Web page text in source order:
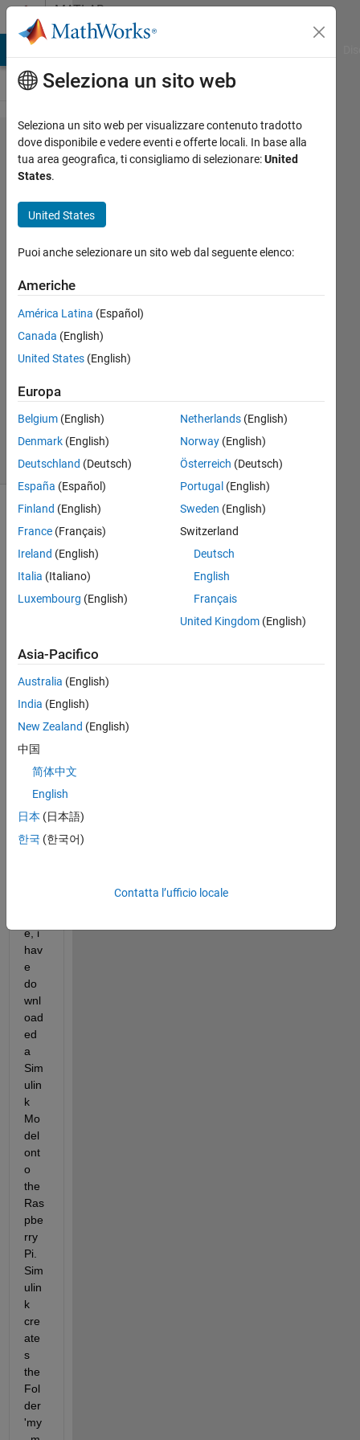
Vai al contenutoMATLAB
Answers
cannot
see MW
Raspberry
jakkesprinter
2016
0
Risposte
20 Ago
4
Visualizzazioni
(30 giorni)
Informazioni
Questa
domanda
è
chiusa.
modificarla
o
per
rispondere.
e, i
hav
e
do
wnl
oad
ed
a
Sim
ulin
k
Mo
del
ont
o
the
Ras
pbe
rry
Pi.
Sim
ulin
k
cre
ate
s
the
Fol
der
'my
Seleziona un sito web
Seleziona un sito web per visualizzare contenuto tradotto
dove disponibile e vedere eventi e offerte locali. In base alla
tua area geografica, ti consigliamo di selezionare:United
States.
United States
Puoi anche selezionare un sito web dal seguente elenco:
Americhe
América Latina (Español)
Canada (English)
United States (English)
Europa
Belgium (English)
Denmark (English)
Deutschland (Deutsch)
España (Español)
Finland (English)
France (Français)
Ireland (English)
Italia (Italiano)
Luxembourg (English)
Netherlands(English)
Norway(English)
Österreich (Deutsch)
Portugal (English)
Sweden (English)
Switzerland
Deutsch
English
Français
United Kingdom(English)
Asia-Pacifico
Australia (English)
India (English)
New Zealand (English)
中国
简体中文
English
日本 (日本語)
한국 (한국어)
Contatta l’ufficio locale